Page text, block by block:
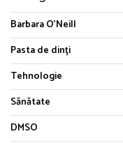
Barbara O'Neill
Pasta de dinți
Tehnologie
Sănătate
DMSO